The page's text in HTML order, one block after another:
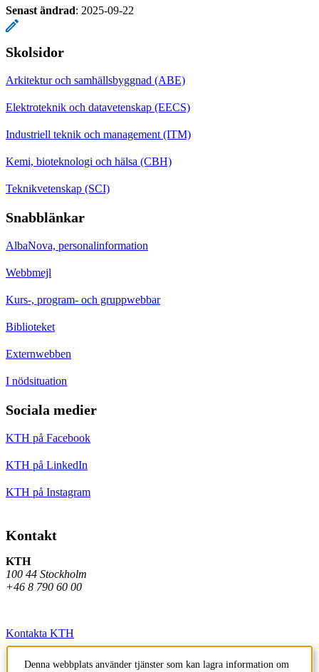
Senast ändrad: 2025-09-22
Skolsidor
Arkitektur och samhällsbyggnad (ABE)
Elektroteknik och datavetenskap (EECS)
Industriell teknik och management (ITM)
Kemi, bioteknologi och hälsa (CBH)
Teknikvetenskap (SCI)
Snabblänkar
AlbaNova, personalinformation
Webbmejl
Kurs-, program- och gruppwebbar
Biblioteket
Externwebben
I nödsituation
Sociala medier
KTH på Facebook
KTH på LinkedIn
KTH på Instagram
Kontakt
KTH
100 44 Stockholm
+46 8 790 60 00
Kontakta KTH
Jobba på KTH
Denna webbplats använder tjänster som kan lagra information om